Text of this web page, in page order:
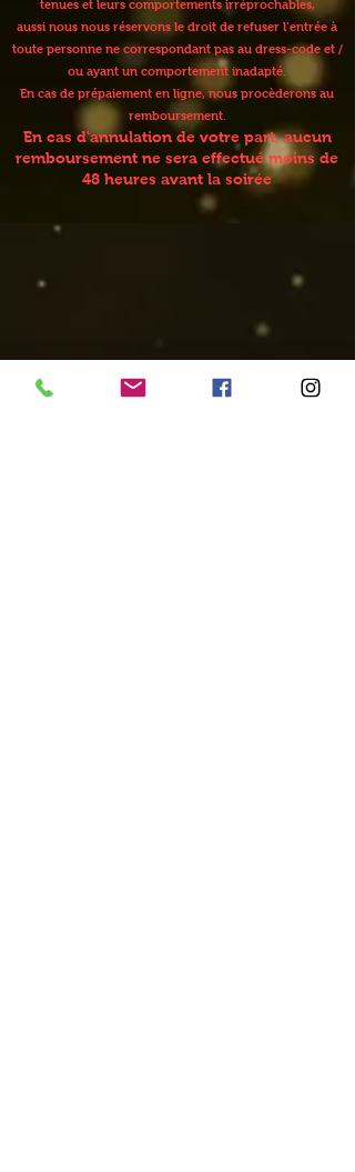
tenues et leurs comportements irréprochables,
aussi nous nous réservons le droit de refuser l’entrée à
toute personne ne correspondant pas au dress-code et /
ou ayant un comportement inadapté.
En cas de prépaiement en ligne, nous procèderons au
remboursement.
En cas d'annulation de votre part, aucun
remboursement ne sera effectué moins de
48 heures avant la soirée